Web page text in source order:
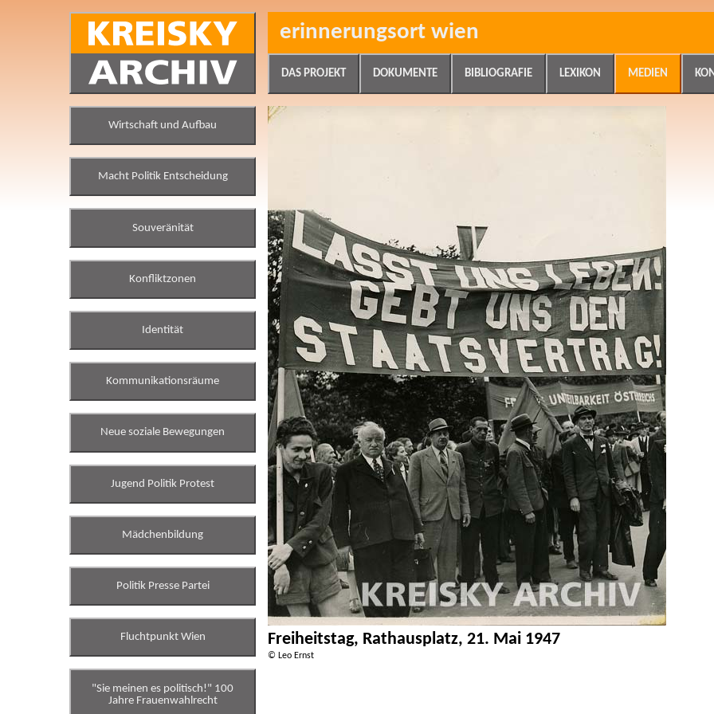
erinnerungsort wien
DAS PROJEKT DOKUMENTE BIBLIOGRAFIE LEXIKON MEDIEN
Wirtschaft und Aufbau
Macht Politik Entscheidung
Souveränität
Konfliktzonen
Identität
Kommunikationsräume
Neue soziale Bewegungen
Jugend Politik Protest
Mädchenbildung
Politik Presse Partei
Fluchtpunkt Wien
"Sie meinen es politisch!" 100
Jahre Frauenwahlrecht
Freiheitstag, Rathausplatz, 21. Mai 1947
© Leo Ernst